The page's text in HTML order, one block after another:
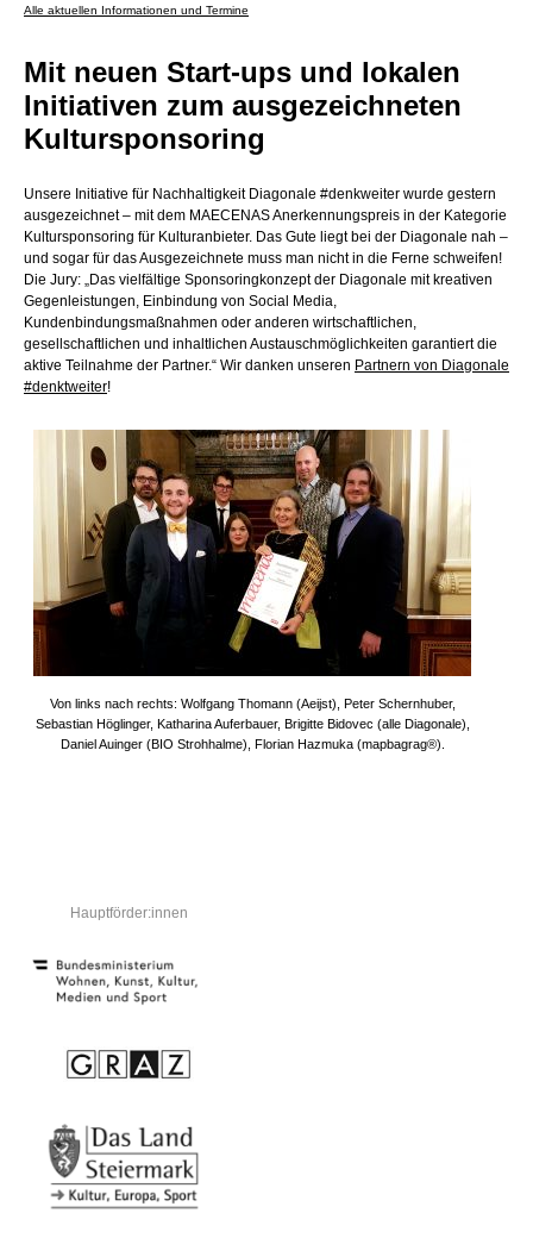
Alle aktuellen Informationen und Termine
Mit neuen Start-ups und lokalen
Initiativen zum ausgezeichneten
Kultursponsoring
Unsere Initiative für Nachhaltigkeit Diagonale #denkweiter wurde gestern
ausgezeichnet – mit dem MAECENAS Anerkennungspreis in der Kategorie
Kultursponsoring für Kulturanbieter. Das Gute liegt bei der Diagonale nah –
und sogar für das Ausgezeichnete muss man nicht in die Ferne schweifen!
Die Jury: „Das vielfältige Sponsoringkonzept der Diagonale mit kreativen
Gegenleistungen, Einbindung von Social Media,
Kundenbindungsmaßnahmen oder anderen wirtschaftlichen,
gesellschaftlichen und inhaltlichen Austauschmöglichkeiten garantiert die
aktive Teilnahme der Partner.“ Wir danken unseren Partnern von Diagonale
#denktweiter!
Von links nach rechts: Wolfgang Thomann (Aeijst), Peter Schernhuber,
Sebastian Höglinger, Katharina Auferbauer, Brigitte Bidovec (alle Diagonale),
Daniel Auinger (BIO Strohhalme), Florian Hazmuka (mapbagrag®).
Hauptförder:innen